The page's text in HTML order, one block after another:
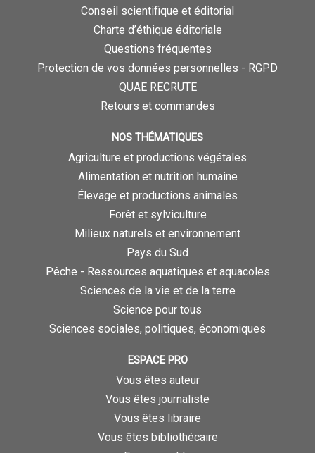
Conseil scientifique et éditorial
Charte d’éthique éditoriale
Questions fréquentes
Protection de vos données personnelles - RGPD
QUAE RECRUTE
Retours et commandes
NOS THÉMATIQUES
Agriculture et productions végétales
Alimentation et nutrition humaine
Élevage et productions animales
Forêt et sylviculture
Milieux naturels et environnement
Pays du Sud
Pêche - Ressources aquatiques et aquacoles
Sciences de la vie et de la terre
Science pour tous
Sciences sociales, politiques, économiques
ESPACE PRO
Vous êtes auteur
Vous êtes journaliste
Vous êtes libraire
Vous êtes bibliothécaire